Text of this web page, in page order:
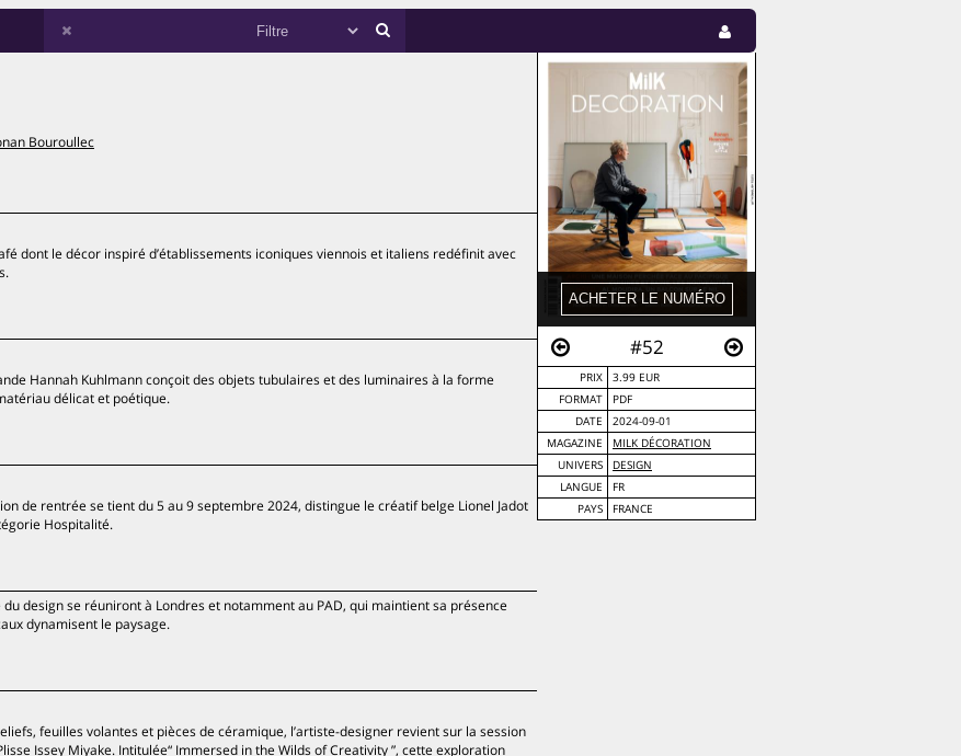
#52
PRIX
3.99 EUR
FORMAT
PDF
DATE
2024-09-01
MAGAZINE
MILK DÉCORATION
UNIVERS
DESIGN
LANGUE
FR
PAYS
FRANCE
Bouroullec
dont le décor inspiré d’établissements iconiques viennois et italiens redéfinit avec
Hannah Kuhlmann conçoit des objets tubulaires et des luminaires à la forme
délicat et poétique.
de rentrée se tient du 5 au 9 septembre 2024, distingue le créatif belge Lionel Jadot
Hospitalité.
design se réuniront à Londres et notamment au PAD, qui maintient sa présence
dynamisent le paysage.
feuilles volantes et pièces de céramique, l’artiste-designer revient sur la session
Issey Miyake. Intitulée“ Immersed in the Wilds of Creativity ”, cette exploration